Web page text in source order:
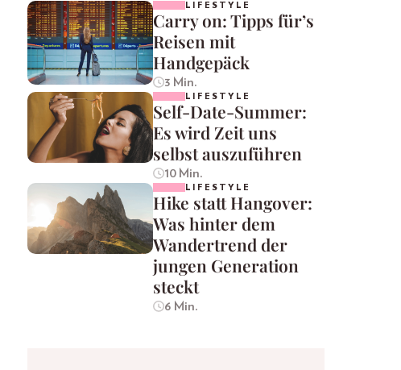
LIFESTYLE
Carry on: Tipps für’s
Reisen mit
Handgepäck
3 Min.
LIFESTYLE
Self-Date-Summer:
Es wird Zeit uns
selbst auszuführen
10 Min.
LIFESTYLE
Hike statt Hangover:
Was hinter dem
Wandertrend der
jungen Generation
steckt
6 Min.